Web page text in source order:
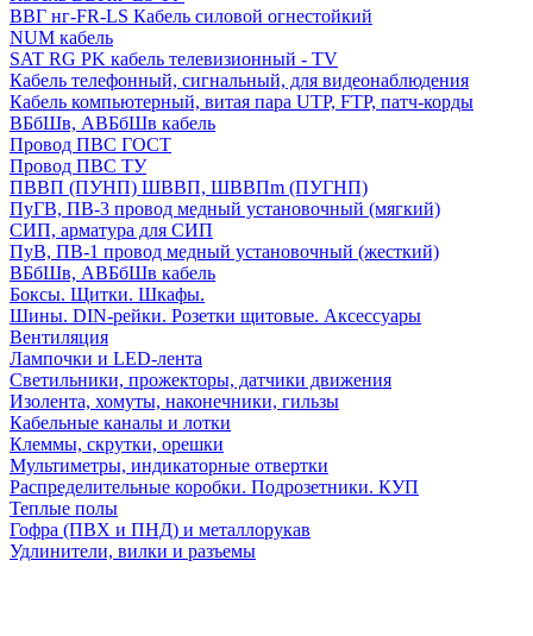
ВВГ нг-FR-LS Кабель силовой огнестойкий
NUM кабель
SAT RG PK кабель телевизионный - TV
Кабель телефонный, сигнальный, для видеонаблюдения
Кабель компьютерный, витая пара UTP, FTP, патч-корды
ВБбШв, АВБбШв кабель
Провод ПВС ГОСТ
Провод ПВС ТУ
ПВВП (ПУНП) ШВВП, ШВВПm (ПУГНП)
ПуГВ, ПВ-3 провод медный установочный (мягкий)
СИП, арматура для СИП
ПуВ, ПВ-1 провод медный установочный (жесткий)
ВБбШв, АВБбШв кабель
Боксы. Щитки. Шкафы.
Шины. DIN-рейки. Розетки щитовые. Аксессуары
Вентиляция
Лампочки и LED-лента
Светильники, прожекторы, датчики движения
Изолента, хомуты, наконечники, гильзы
Кабельные каналы и лотки
Клеммы, скрутки, орешки
Мультиметры, индикаторные отвертки
Распределительные коробки. Подрозетники. КУП
Теплые полы
Гофра (ПВХ и ПНД) и металлорукав
Удлинители, вилки и разъемы